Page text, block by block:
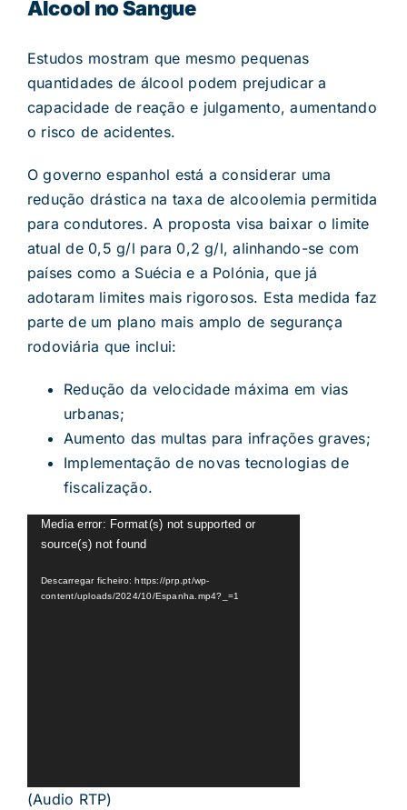
Álcool no Sangue
Estudos mostram que mesmo pequenas
quantidades de álcool podem prejudicar a
capacidade de reação e julgamento, aumentando
o risco de acidentes.
O governo espanhol está a considerar uma
redução drástica na taxa de alcoolemia permitida
para condutores. A proposta visa baixar o limite
atual de 0,5 g/l para 0,2 g/l, alinhando-se com
países como a Suécia e a Polónia, que já
adotaram limites mais rigorosos. Esta medida faz
parte de um plano mais amplo de segurança
rodoviária que inclui:
Redução da velocidade máxima em vias
urbanas;
Aumento das multas para infrações graves;
Implementação de novas tecnologias de
fiscalização.
Reprodutor
de
vídeo
Media error: Format(s) not supported or
source(s) not found
Descarregar ficheiro: https://prp.pt/wp-
content/uploads/2024/10/Espanha.mp4?_=1
(Audio RTP)